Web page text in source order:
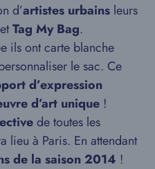
d’artistes urbains leurs
Tag My Bag.
ils ont carte blanche
le sac. Ce
d’expression
d’art unique !
de toutes les
lieu à Paris. En attendant
de la saison 2014 !